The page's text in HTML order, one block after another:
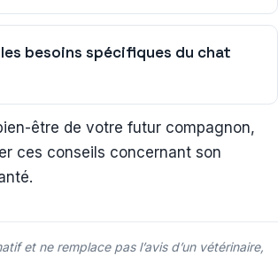
besoins spécifiques du chat
être de votre futur compagnon,
ces conseils concernant son
et ne remplace pas l’avis d’un vétérinaire,